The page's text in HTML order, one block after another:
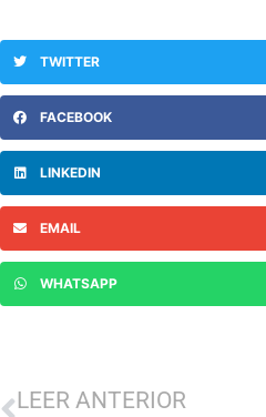
TWITTER
FACEBOOK
LINKEDIN
EMAIL
WHATSAPP
LEER ANTERIOR